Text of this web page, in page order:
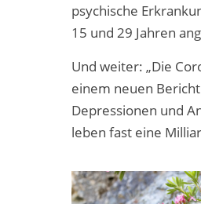
psychische
15 und 29 Jahren
Und weiter: „Die
einem neuen
Depressionen und
leben fast eine